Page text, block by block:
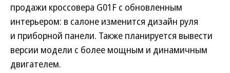
продажи кроссовера G01F с обновленным
интерьером: в салоне изменится дизайн руля
и приборной панели. Также планируется вывести
версии модели с более мощным и динамичным
двигателем.